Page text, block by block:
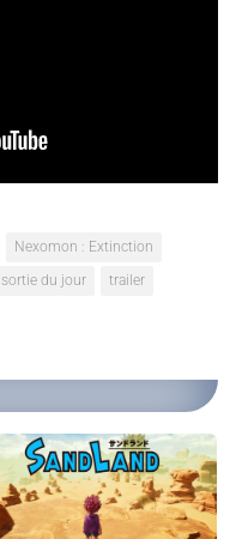
Nexomon : Extinction
sortie du jour
trailer